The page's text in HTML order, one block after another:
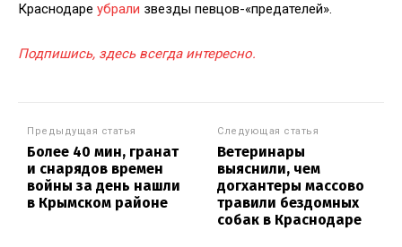
Краснодаре убрали звезды певцов-«предателей».
Подпишись, здесь всегда интересно.
Предыдущая статья
Более 40 мин, гранат
и снарядов времен
войны за день нашли
в Крымском районе
Следующая статья
Ветеринары
выяснили, чем
догхантеры массово
травили бездомных
собак в Краснодаре